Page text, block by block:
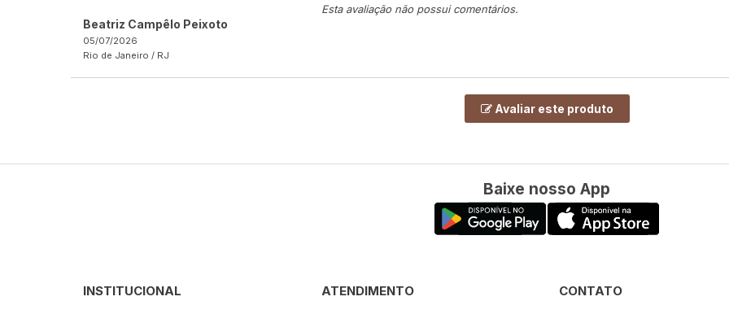
Beatriz Campêlo Peixoto
05/07/2026
Rio de Janeiro / RJ
Esta avaliação não possui comentários.
Avaliar este produto
Baixe nosso App
INSTITUCIONAL ATENDIMENTO CONTATO